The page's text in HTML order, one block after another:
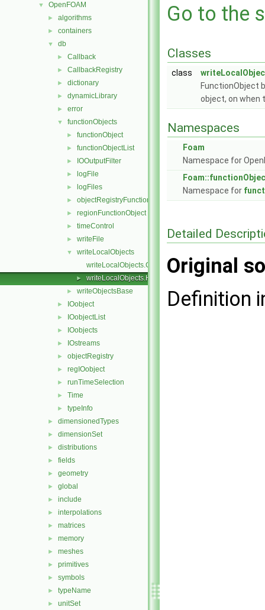
▼ OpenFOAM
► algorithms
► containers
▼ db
► Callback
► CallbackRegistry
► dictionary
► dynamicLibrary
► error
▼ functionObjects
► functionObject
► functionObjectList
► IOOutputFilter
► logFile
► logFiles
► objectRegistryFunctionObject
► regionFunctionObject
► timeControl
► writeFile
▼
writeLocalObjects
writeLocalObjects.C
► writeLocalObjects.H
► writeObjectsBase
► IOobject
► IOobjectList
► IOobjects
► IOstreams
► objectRegistry
► regIOobject
► runTimeSelection
► Time
► typeInfo
► dimensionedTypes
► dimensionSet
► distributions
► fields
► geometry
► global
► include
► interpolations
► matrices
► memory
► meshes
► primitives
► symbols
► typeName
► unitSet
Go to the
Classes
class
FunctionObject
object, on when
Namespaces
Foam
Namespace for
Namespace for
Detailed
Original
Definition